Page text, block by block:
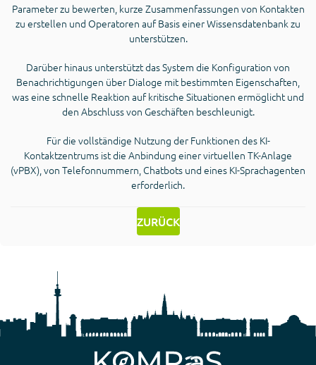
Parameter zu bewerten, kurze Zusammenfassungen von Kontakten
zu erstellen und Operatoren auf Basis einer Wissensdatenbank zu
unterstützen.
Darüber hinaus unterstützt das System die Konfiguration von
Benachrichtigungen über Dialoge mit bestimmten Eigenschaften,
was eine schnelle Reaktion auf kritische Situationen ermöglicht und
den Abschluss von Geschäften beschleunigt.
Für die vollständige Nutzung der Funktionen des KI-
Kontaktzentrums ist die Anbindung einer virtuellen TK-Anlage
(vPBX), von Telefonnummern, Chatbots und eines KI-Sprachagenten
erforderlich.
ZURÜCK